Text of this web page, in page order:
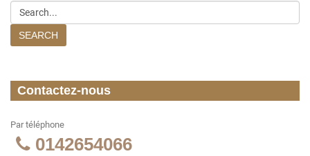
SEARCH
Contactez-nous
Par téléphone
0142654066